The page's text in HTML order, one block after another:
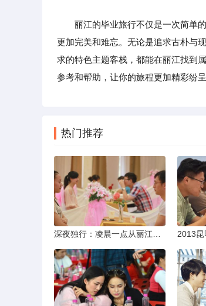
丽江的毕业旅行不仅是一次简单的
更加完美和难忘。无论是追求古朴与
求的特色主题客栈，都能在丽江找到
参考和帮助，让你的旅程更加精彩纷呈
热门推荐